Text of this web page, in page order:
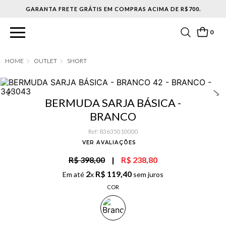
GARANTA FRETE GRÁTIS EM COMPRAS ACIMA DE R$700.
0
OUTLET SHORT
BERMUDA SARJA BÁSICA -
BRANCO
Ref: 83635010000
VER AVALIAÇÕES
R$ 398,00 | R$ 238,80
Em até 2x R$ 119,40 sem juros
COR